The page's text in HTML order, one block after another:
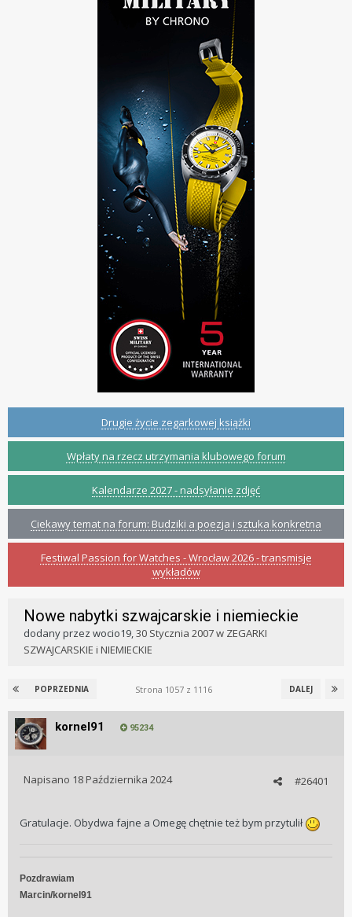
Drugie życie zegarkowej książki
Wpłaty na rzecz utrzymania klubowego forum
Kalendarze 2027 - nadsyłanie zdjęć
Ciekawy temat na forum: Budziki a poezja i sztuka konkretna
Festiwal Passion for Watches - Wrocław 2026 - transmisje
wykładów
Nowe nabytki szwajcarskie i niemieckie
dodany przez wocio19,30 Stycznia 2007w ZEGARKI
SZWAJCARSKIE i NIEMIECKIE
POPRZEDNIA DALEJ
Strona 1057 z 1116
kornel91 95234
#26401
Napisano 18 Października 2024
Gratulacje. Obydwa fajne a Omegę chętnie też bym przytulił
Pozdrawiam
Marcin/kornel91